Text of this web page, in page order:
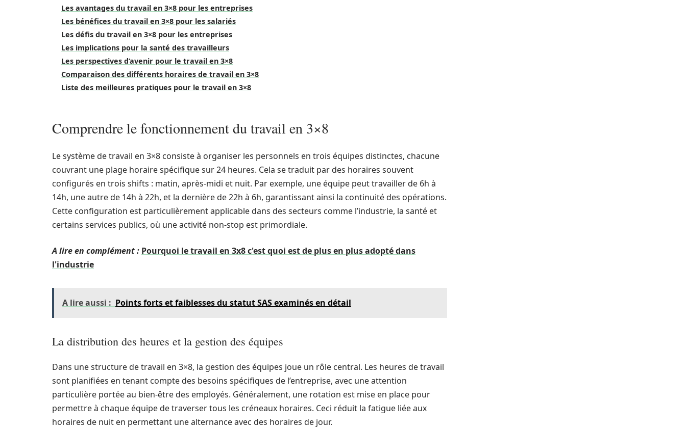
Les avantages du travail en 3×8 pour les entreprises
Les bénéfices du travail en 3×8 pour les salariés
Les défis du travail en 3×8 pour les entreprises
Les implications pour la santé des travailleurs
Les perspectives d’avenir pour le travail en 3×8
Comparaison des différents horaires de travail en 3×8
Liste des meilleures pratiques pour le travail en 3×8
Comprendre le fonctionnement du travail en 3×8
Le système de travail en 3×8 consiste à organiser les personnels en trois équipes distinctes, chacune
couvrant une plage horaire spécifique sur 24 heures. Cela se traduit par des horaires souvent
configurés en trois shifts : matin, après-midi et nuit. Par exemple, une équipe peut travailler de 6h à
14h, une autre de 14h à 22h, et la dernière de 22h à 6h, garantissant ainsi la continuité des opérations.
Cette configuration est particulièrement applicable dans des secteurs comme l’industrie, la santé et
certains services publics, où une activité non-stop est primordiale.
A lire en complément : Pourquoi le travail en 3x8 c'est quoi est de plus en plus adopté dans
l'industrie
A lire aussi : Points forts et faiblesses du statut SAS examinés en détail
La distribution des heures et la gestion des équipes
Dans une structure de travail en 3×8, la gestion des équipes joue un rôle central. Les heures de travail
sont planifiées en tenant compte des besoins spécifiques de l’entreprise, avec une attention
particulière portée au bien-être des employés. Généralement, une rotation est mise en place pour
permettre à chaque équipe de traverser tous les créneaux horaires. Ceci réduit la fatigue liée aux
horaires de nuit en permettant une alternance avec des horaires de jour.